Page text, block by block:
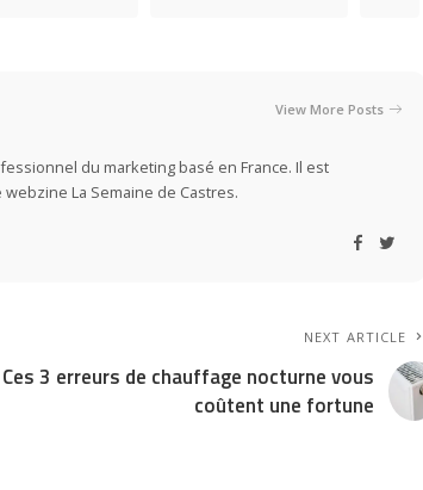
View More Posts
du marketing basé en France. Il est
La Semaine de Castres.
NEXT ARTICLE
Ces 3 erreurs de chauffage nocturne vous
coûtent une fortune